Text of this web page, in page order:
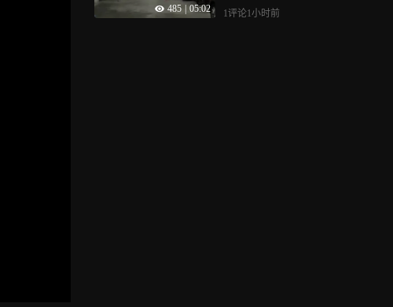
485 05:02 1评论1小时前